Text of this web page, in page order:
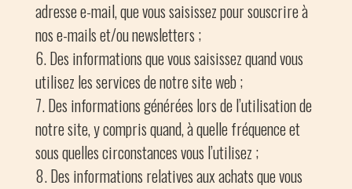
adresse e-mail, que vous saisissez pour souscrire à
nos e-mails et/ou newsletters ;
Des informations que vous saisissez quand vous
utilisez les services de notre site web ;
Des informations générées lors de l’utilisation de
notre site, y compris quand, à quelle fréquence et
sous quelles circonstances vous l’utilisez ;
Des informations relatives aux achats que vous